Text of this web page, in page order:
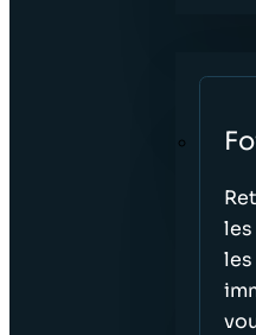
les